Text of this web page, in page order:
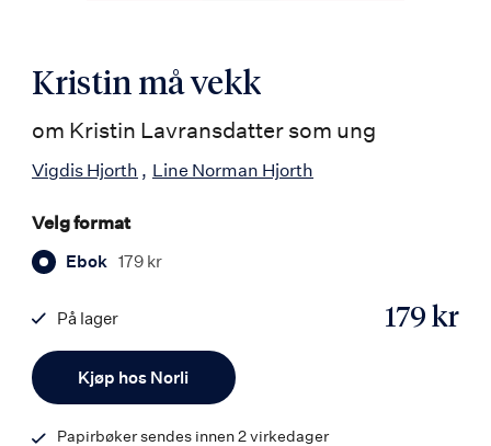
Kristin må vekk
om Kristin Lavransdatter som ung
Vigdis Hjorth Line Norman Hjorth
Velg format
Ebok 179 kr
Kjøp hos Norli
179 kr
På lager
9788203379284
Papirbøker sendes innen 2 virkedager